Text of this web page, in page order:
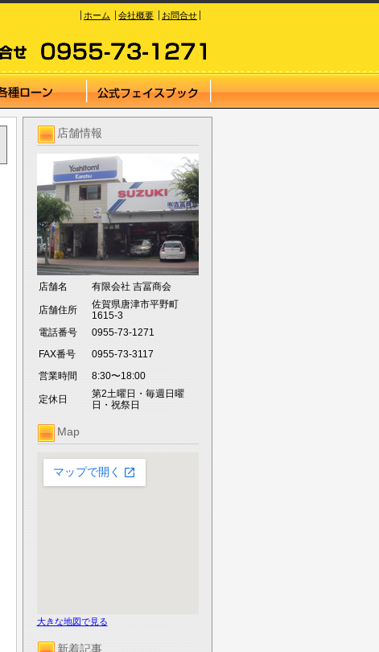
ホーム 会社概要 お問合せ
店舗情報
店舗名 有限会社 吉冨商会
店舗住所
佐賀県唐津市平野町
1615-3
電話番号
0955-73-1271
FAX番号
0955-73-3117
営業時間
8:30〜18:00
定休日
第2土曜日・毎週日曜
日・祝祭日
Map
大きな地図で見る
新着記事